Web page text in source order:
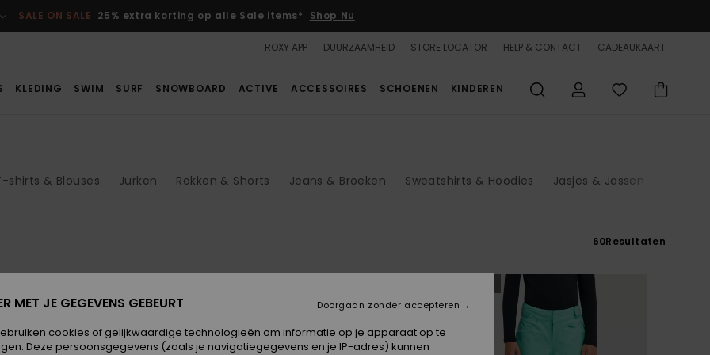
SALE ON SALE 25% extra korting op alle Sale items* Shop Nu
ROXY APP DUURZAAMHEID STORE LOCATOR HELP & CONTACT CADEAUKAART
KLEDING SWIM SURF SNOWBOARD ACTIVE ACCESSOIRES SCHOENEN KINDEREN
shirts & Blouses Jurken Rokken & Shorts Jeans & Broeken Sweatshirts & Hoodies Jasjes & Jassen
60Resultaten
MET JE GEGEVENS GEBEURT
cookies of gelijkwaardige technologieën om informatie op je apparaat op te
Deze persoonsgegevens (zoals je navigatiegegevens en je IP-adres) kunnen
Doorgaan zonder accepteren